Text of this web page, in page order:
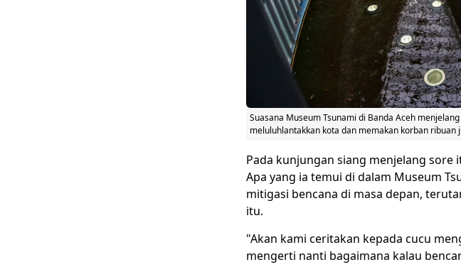
Suasana Museum Tsunami di Banda Aceh
meluluhlantakkan kota dan memakan korban ribuan
Pada kunjungan siang menjelang
Apa yang ia temui di dalam Museum
mitigasi bencana di masa depan,
itu.
"Akan kami ceritakan kepada cucu
mengerti nanti bagaimana kalau